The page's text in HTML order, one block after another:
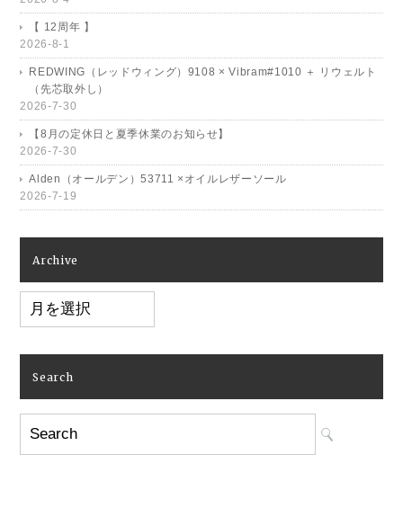
【 12周年 】
2026-8-1
REDWING（レッドウィング）9108 × Vibram#1010 ＋ リウェルト
（先芯取外し）
2026-7-30
【8月の定休日と夏季休業のお知らせ】
2026-7-30
Alden（オールデン）53711 ×オイルレザーソール
2026-7-19
Archive
Archive
Search